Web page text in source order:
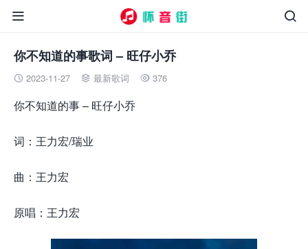


你不知道的事歌词 – 旺仔小乔
 2023-11-27  最新歌词  376
你不知道的事 – 旺仔小乔
词：王力宏/瑞业
曲：王力宏
原唱：王力宏